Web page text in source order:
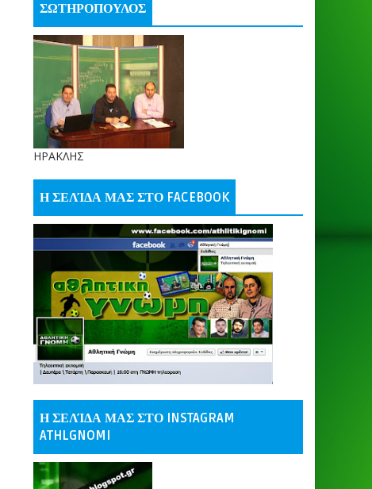
ΣΩΤΗΡΟΠΟΥΛΟΣ
ΗΡΑΚΛΗΣ
Η ΣΕΛΊΔΑ ΜΑΣ ΣΤΟ FACEBOOK
Η ΣΕΛΊΔΑ ΜΑΣ ΣΤΟ INSTAGRAM
ATHLGNOMI